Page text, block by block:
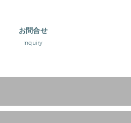
お問合せ
Inquiry